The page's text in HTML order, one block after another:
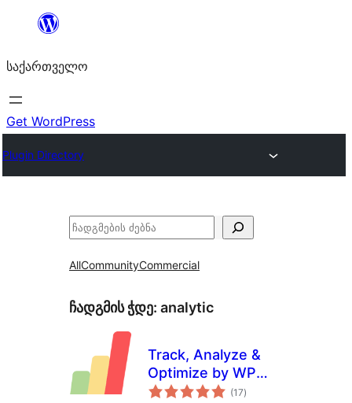
შიგთავსზე
საქართველო
Get WordPress
Plugin Directory
ძებნა
AllCommunityCommercial
ჩადგმის ჭდე: analytic
Track, Analyze &
Optimize by WP
Tao
(17საერთო
რეიტინგი
)